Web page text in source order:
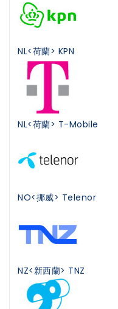
NL<荷蘭> KPN
NL<荷蘭> T-Mobile
NO<挪威> Telenor
NZ<新西蘭> TNZ